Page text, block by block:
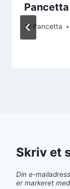
Af Pancetta
Skriv et
Din e-
er markeret med